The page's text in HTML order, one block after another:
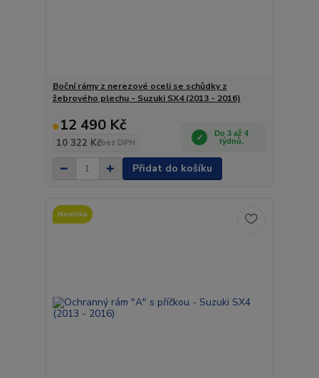
Boční rámy z nerezové oceli se schůdky z
žebrového plechu - Suzuki SX4 (2013 - 2016)
12 490 Kč
10 322 Kčbez DPH
Do 3 až 4
týdnů.
Přidat do košíku
Novinka